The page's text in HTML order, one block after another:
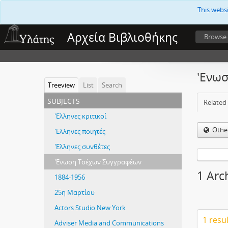
This
Αρχεία Βιβλιοθήκης Browse
Treeview List Search
subjects
'Ελληνες κριτικοί
'Ελληνες ποιητές
'Ελληνες συνθέτες
'Ενωση Τσέχων Συγγραφέων
1884-1956
25η Μαρτίου
Actors Studio New York
Adviser Media and Communications
1
1